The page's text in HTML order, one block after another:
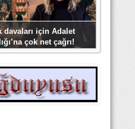
davaları için Adalet
çok net çağrı!